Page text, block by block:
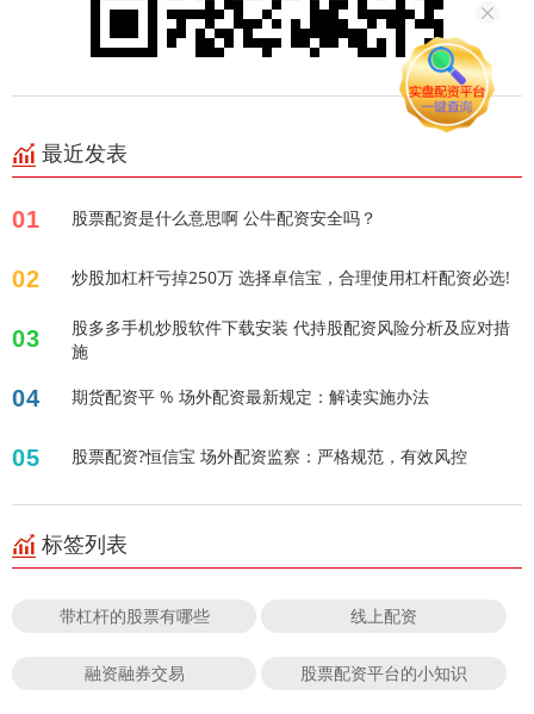
最近发表
01 股票配资是什么意思啊 公牛配资安全吗？
02 炒股加杠杆亏掉250万 选择卓信宝，合理使用杠杆配资必选!
03
股多多手机炒股软件下载安装 代持股配资风险分析及应对措
施
04 期货配资平 % 场外配资最新规定：解读实施办法
05 股票配资?恒信宝 场外配资监察：严格规范，有效风控
标签列表
带杠杆的股票有哪些 线上配资
融资融券交易 股票配资平台的小知识